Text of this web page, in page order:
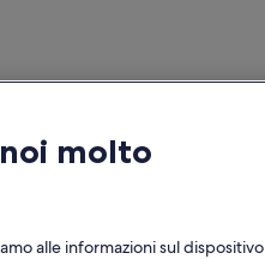
molto
alle informazioni sul dispositivo